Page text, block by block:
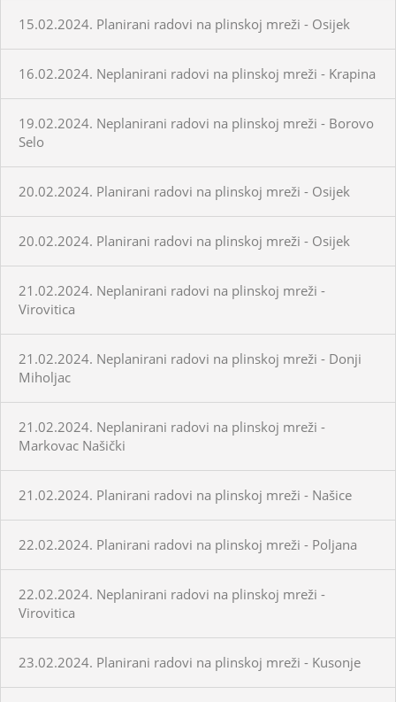
15.02.2024. Planirani radovi na plinskoj mreži - Osijek
16.02.2024. Neplanirani radovi na plinskoj mreži - Krapina
19.02.2024. Neplanirani radovi na plinskoj mreži - Borovo
Selo
20.02.2024. Planirani radovi na plinskoj mreži - Osijek
20.02.2024. Planirani radovi na plinskoj mreži - Osijek
21.02.2024. Neplanirani radovi na plinskoj mreži -
Virovitica
21.02.2024. Neplanirani radovi na plinskoj mreži - Donji
Miholjac
21.02.2024. Neplanirani radovi na plinskoj mreži -
Markovac Našički
21.02.2024. Planirani radovi na plinskoj mreži - Našice
22.02.2024. Planirani radovi na plinskoj mreži - Poljana
22.02.2024. Neplanirani radovi na plinskoj mreži -
Virovitica
23.02.2024. Planirani radovi na plinskoj mreži - Kusonje